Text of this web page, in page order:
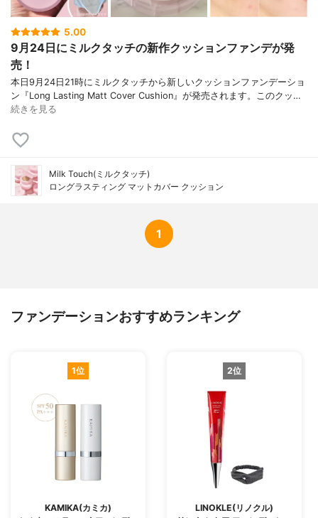
ポリマー、ソルビン酸K、香料、炭酸プロピ
レン、グ リセリン、ポリヒドロキシステア
アリン酸、ミリスチン酸イソプロピル、パ
ル-3、加水分解ヒアルロン酸、ヒア ルロン
酸Na、ヒアルロン酸、ツボクサエキス、オ
ミツレ花エキス、パ ンクラチウムマリチム
ムエキス
5.00
9月24日にミルクタッチの新作クッションファンデが発
売！
本日9月24日21時にミルクタッチから新しいクッションファンデーショ
ン『Long Lasting Matt Cover Cushion』が発売されます。このクッ…
続きを見る
Milk Touch(ミルクタッチ)
ロングラスティング マットカバー クッション
1
ファンデーションおすすめランキング
1位
KAMIKA(カミカ)
2位
LINOKLE(リノクル)